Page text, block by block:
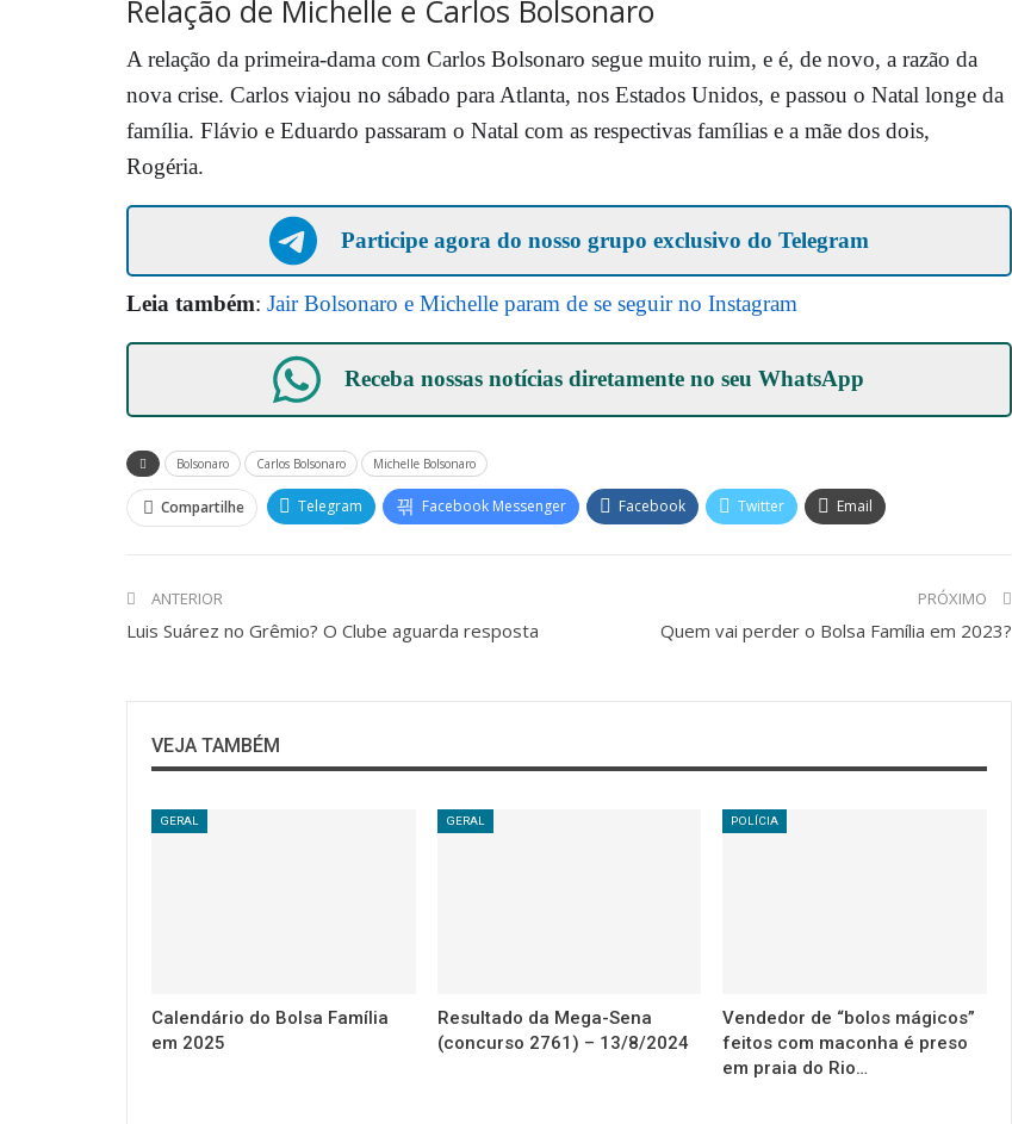
Relação de Michelle e Carlos Bolsonaro
A relação da primeira-dama com Carlos Bolsonaro segue muito ruim, e é, de novo, a razão da
nova crise. Carlos viajou no sábado para Atlanta, nos Estados Unidos, e passou o Natal longe da
família. Flávio e Eduardo passaram o Natal com as respectivas famílias e a mãe dos dois,
Rogéria.
Participe agora do nosso grupo exclusivo do Telegram
Leia também: Jair Bolsonaro e Michelle param de se seguir no Instagram
Receba nossas notícias diretamente no seuWhatsApp
Bolsonaro Carlos Bolsonaro Michelle Bolsonaro
Compartilhe Telegram Facebook Messenger Facebook Twitter Email
ANTERIOR
Luis Suárez no Grêmio? O Clube aguarda resposta
PRÓXIMO
Quem vai perder o Bolsa Família em 2023?
VEJA TAMBÉM
GERAL
Calendário do Bolsa Família
em 2025
GERAL
Resultado da Mega-Sena
(concurso 2761) – 13/8/2024
POLÍCIA
Vendedor de “bolos mágicos”
feitos com maconha é preso
em praia do Rio…